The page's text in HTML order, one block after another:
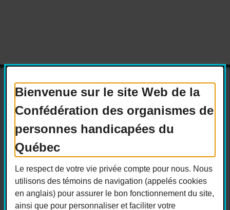
Bienvenue sur le site Web de la
Confédération des organismes de
personnes handicapées du
Québec
Le respect de votre vie privée compte pour nous. Nous
utilisons des témoins de navigation (appelés cookies
en anglais) pour assurer le bon fonctionnement du site,
ainsi que pour personnaliser et faciliter votre
Actualités
Devenir membre
Nous joindre
Nous recrutons
Guide sur l’accessibilité universelle
FAQ